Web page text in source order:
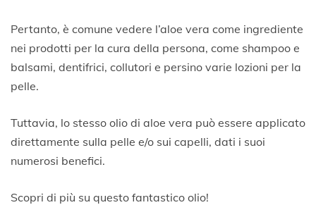
Pertanto, è comune vedere l’aloe vera come ingrediente
nei prodotti per la cura della persona, come shampoo e
balsami, dentifrici, collutori e persino varie lozioni per la
pelle.
Tuttavia, lo stesso olio di aloe vera può essere applicato
direttamente sulla pelle e/o sui capelli, dati i suoi
numerosi benefici.
Scopri di più su questo fantastico olio!